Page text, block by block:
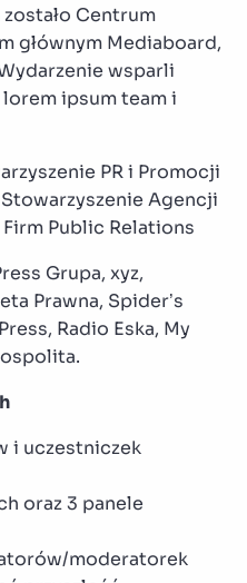
Centrum
głównym Mediaboard,
wsparli
ipsum team i
PR i Promocji
Agencji
Public Relations
Grupa, xyz,
Prawna, Spider’s
Radio Eska, My
i uczestniczek
oraz 3 panele
moderatorek